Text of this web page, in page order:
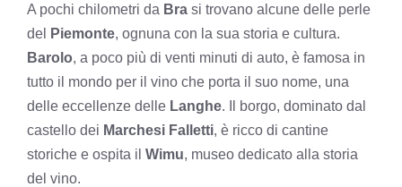
A pochi chilometri da Bra si trovano alcune delle perle
del
Piemonte, ognuna con la sua storia e cultura.
Barolo, a poco più di venti minuti di auto, è famosa in
tutto il mondo per il vino che porta il suo nome, una
delle eccellenze delle Langhe. Il borgo, dominato dal
castello dei Marchesi Falletti, è ricco di cantine
storiche e ospita il Wimu, museo dedicato alla storia
del vino.